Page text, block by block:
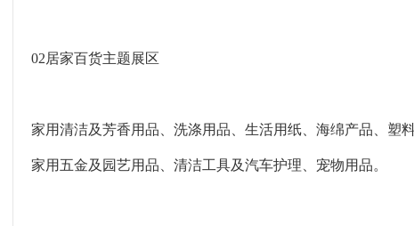
02居家百货主题展区
家用清洁及芳香用品、洗涤用品、生活用纸、海绵产品、塑
家用五金及园艺用品、清洁工具及汽车护理、宠物用品。